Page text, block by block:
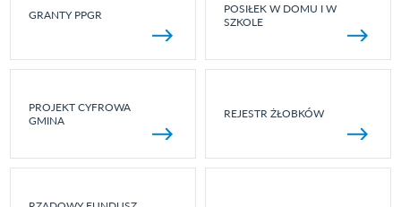
GRANTY PPGR
POSIŁEK W DOMU I W
SZKOLE
PROJEKT CYFROWA
GMINA
REJESTR ŻŁOBKÓW